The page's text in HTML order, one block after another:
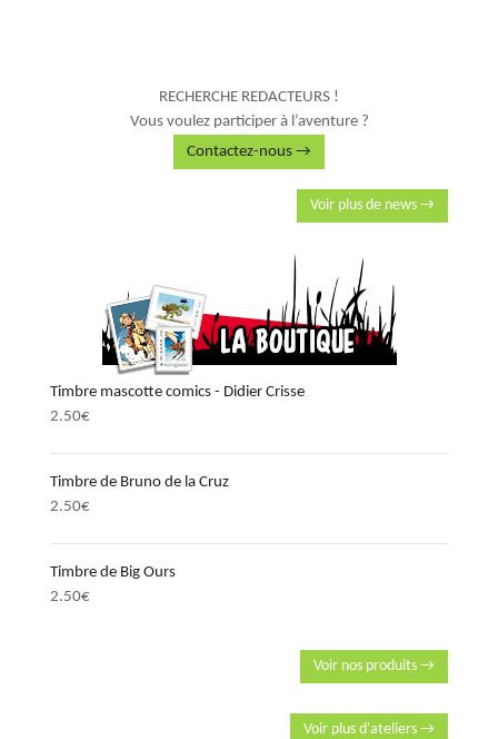
RECHERCHE REDACTEURS !
Vous voulez participer à l’aventure ?
Contactez-nous →
Voir plus de news →
Timbre mascotte comics - Didier Crisse
2.50€
Timbre de Bruno de la Cruz
2.50€
Timbre de Big Ours
2.50€
Voir nos produits →
Voir plus d'ateliers →